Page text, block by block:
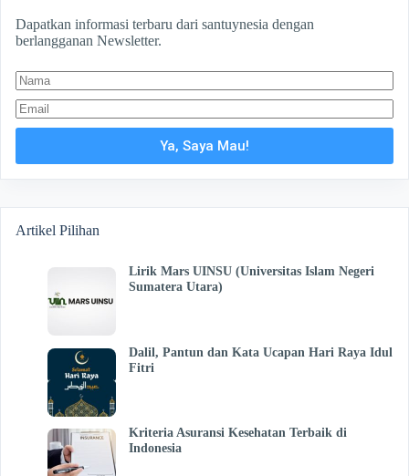
Dapatkan informasi terbaru dari santuynesia dengan
berlangganan Newsletter.
Ya, Saya Mau!
Artikel Pilihan
Lirik Mars UINSU (Universitas Islam Negeri
Sumatera Utara)
Dalil, Pantun dan Kata Ucapan Hari Raya Idul
Fitri
Kriteria Asuransi Kesehatan Terbaik di
Indonesia